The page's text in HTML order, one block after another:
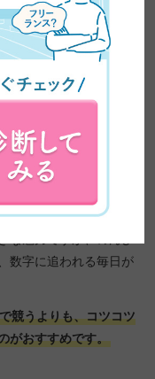
ャーが常につきまと
字で明確に評価される
りを感じる場面も多い
数字に追われる毎日が
競うよりも、コツコツ
がおすすめです。